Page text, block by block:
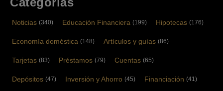
Noticias (340) Educación Financiera (199) Hipotecas (176)
Economía doméstica (148) Artículos y guías (86)
Tarjetas (83) Préstamos (79) Cuentas (65)
Depósitos (47) Inversión y Ahorro (45) Financiación (41)